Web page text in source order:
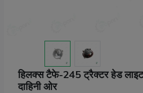
हिलक्स टैफे-245 ट्रैक्टर हेड
दाहिनी ओर